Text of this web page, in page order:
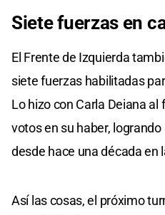
Siete fuerzas en
El Frente de Izquierda
siete fuerzas habilitadas
Lo hizo con Carla Deiana
votos en su haber,
desde hace una década en
Así las cosas, el próximo